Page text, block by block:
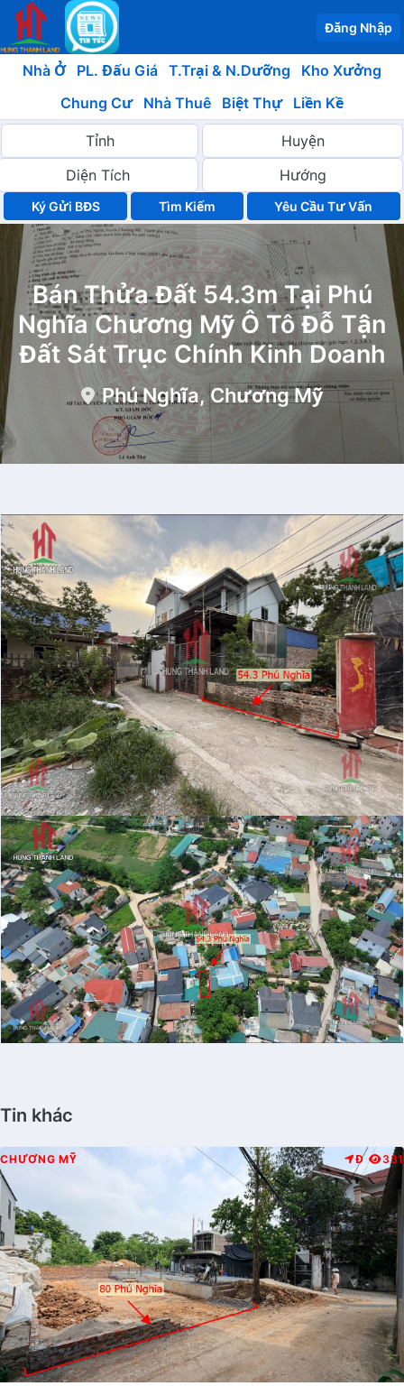
Đăng Nhập
Nhà Ở PL. Đấu Giá T.Trại & N.Dưỡng
Kho Xưởng
Chung Cư
Nhà Thuê Biệt Thự Liền Kề
Ký Gửi BĐS Yêu Cầu Tư Vấn
Bán Thửa Đất 54.3m Tại Phú
Nghĩa Chương Mỹ Ô Tô Đỗ Tận
Đất Sát Trục Chính Kinh Doanh
Phú Nghĩa, Chương Mỹ
Tin khác
CHƯƠNG MỸ Đ 331